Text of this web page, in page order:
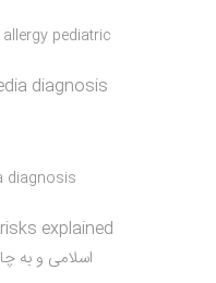
pediatric
diagnosis
diagnosis
explained
اسلامی و به